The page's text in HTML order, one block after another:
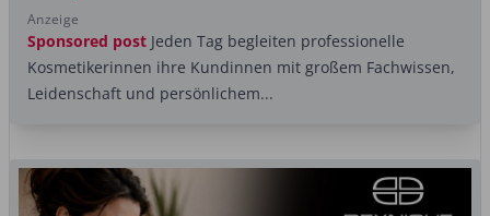
Anzeige
Sponsored post Jeden Tag begleiten professionelle
Kosmetikerinnen ihre Kundinnen mit großem Fachwissen,
Leidenschaft und persönlichem...